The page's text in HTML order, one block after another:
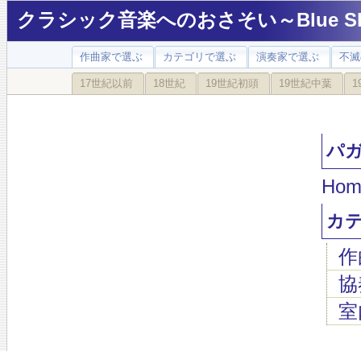
クラシック音楽へのおさそい～Blue
作曲家で選ぶ カテゴリで選ぶ 演奏家で選ぶ 不
17世紀以前 18世紀 19世紀初頭 19世紀中葉
パ
カ